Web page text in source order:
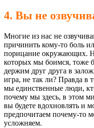
4. Вы не
Многие из нас не
причинить кому-то боль
порицание окружающих.
которых мы боимся, тоже
держим друг друга в
игра, не так ли? Правда в
мы единственные люди,
почему мы здесь, в этом
вы будете вдохновлять и
предпочитаем почему-то
усложняем.